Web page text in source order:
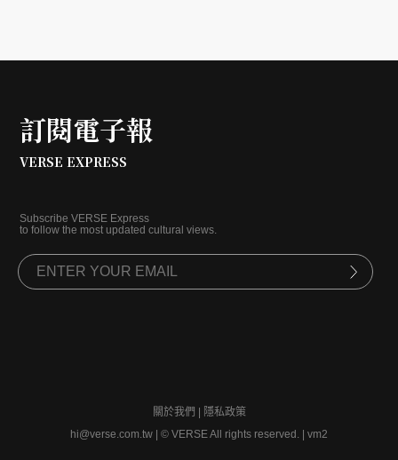
訂閱電子報
VERSE EXPRESS
Subscribe VERSE Express
to follow the most updated cultural views.
關於我們
隱私政策
hi@verse.com.tw
© VERSE All rights reserved. | vm2